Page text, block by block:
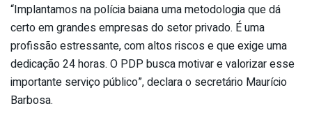
“Implantamos na polícia baiana uma metodologia que dá
certo em grandes empresas do setor privado. É uma
profissão estressante, com altos riscos e que exige uma
dedicação 24 horas. O PDP busca motivar e valorizar esse
importante serviço público”, declara o secretário Maurício
Barbosa.